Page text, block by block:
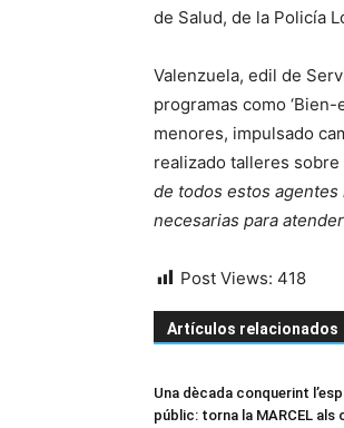
de Salud, de la Policía
Valenzuela, edil de
programas como ‘Bien-
menores, impulsado
realizado talleres
de todos estos
necesarias para atender
Post Views: 418
Artículos relacionados
Una dècada conquerint
públic: torna la MARCEL als